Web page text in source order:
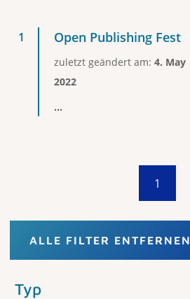
Open Publishing Fest
zuletzt geändert am: 4. May
2022
...
1
ALLE FILTER ENTFERNEN
Typ